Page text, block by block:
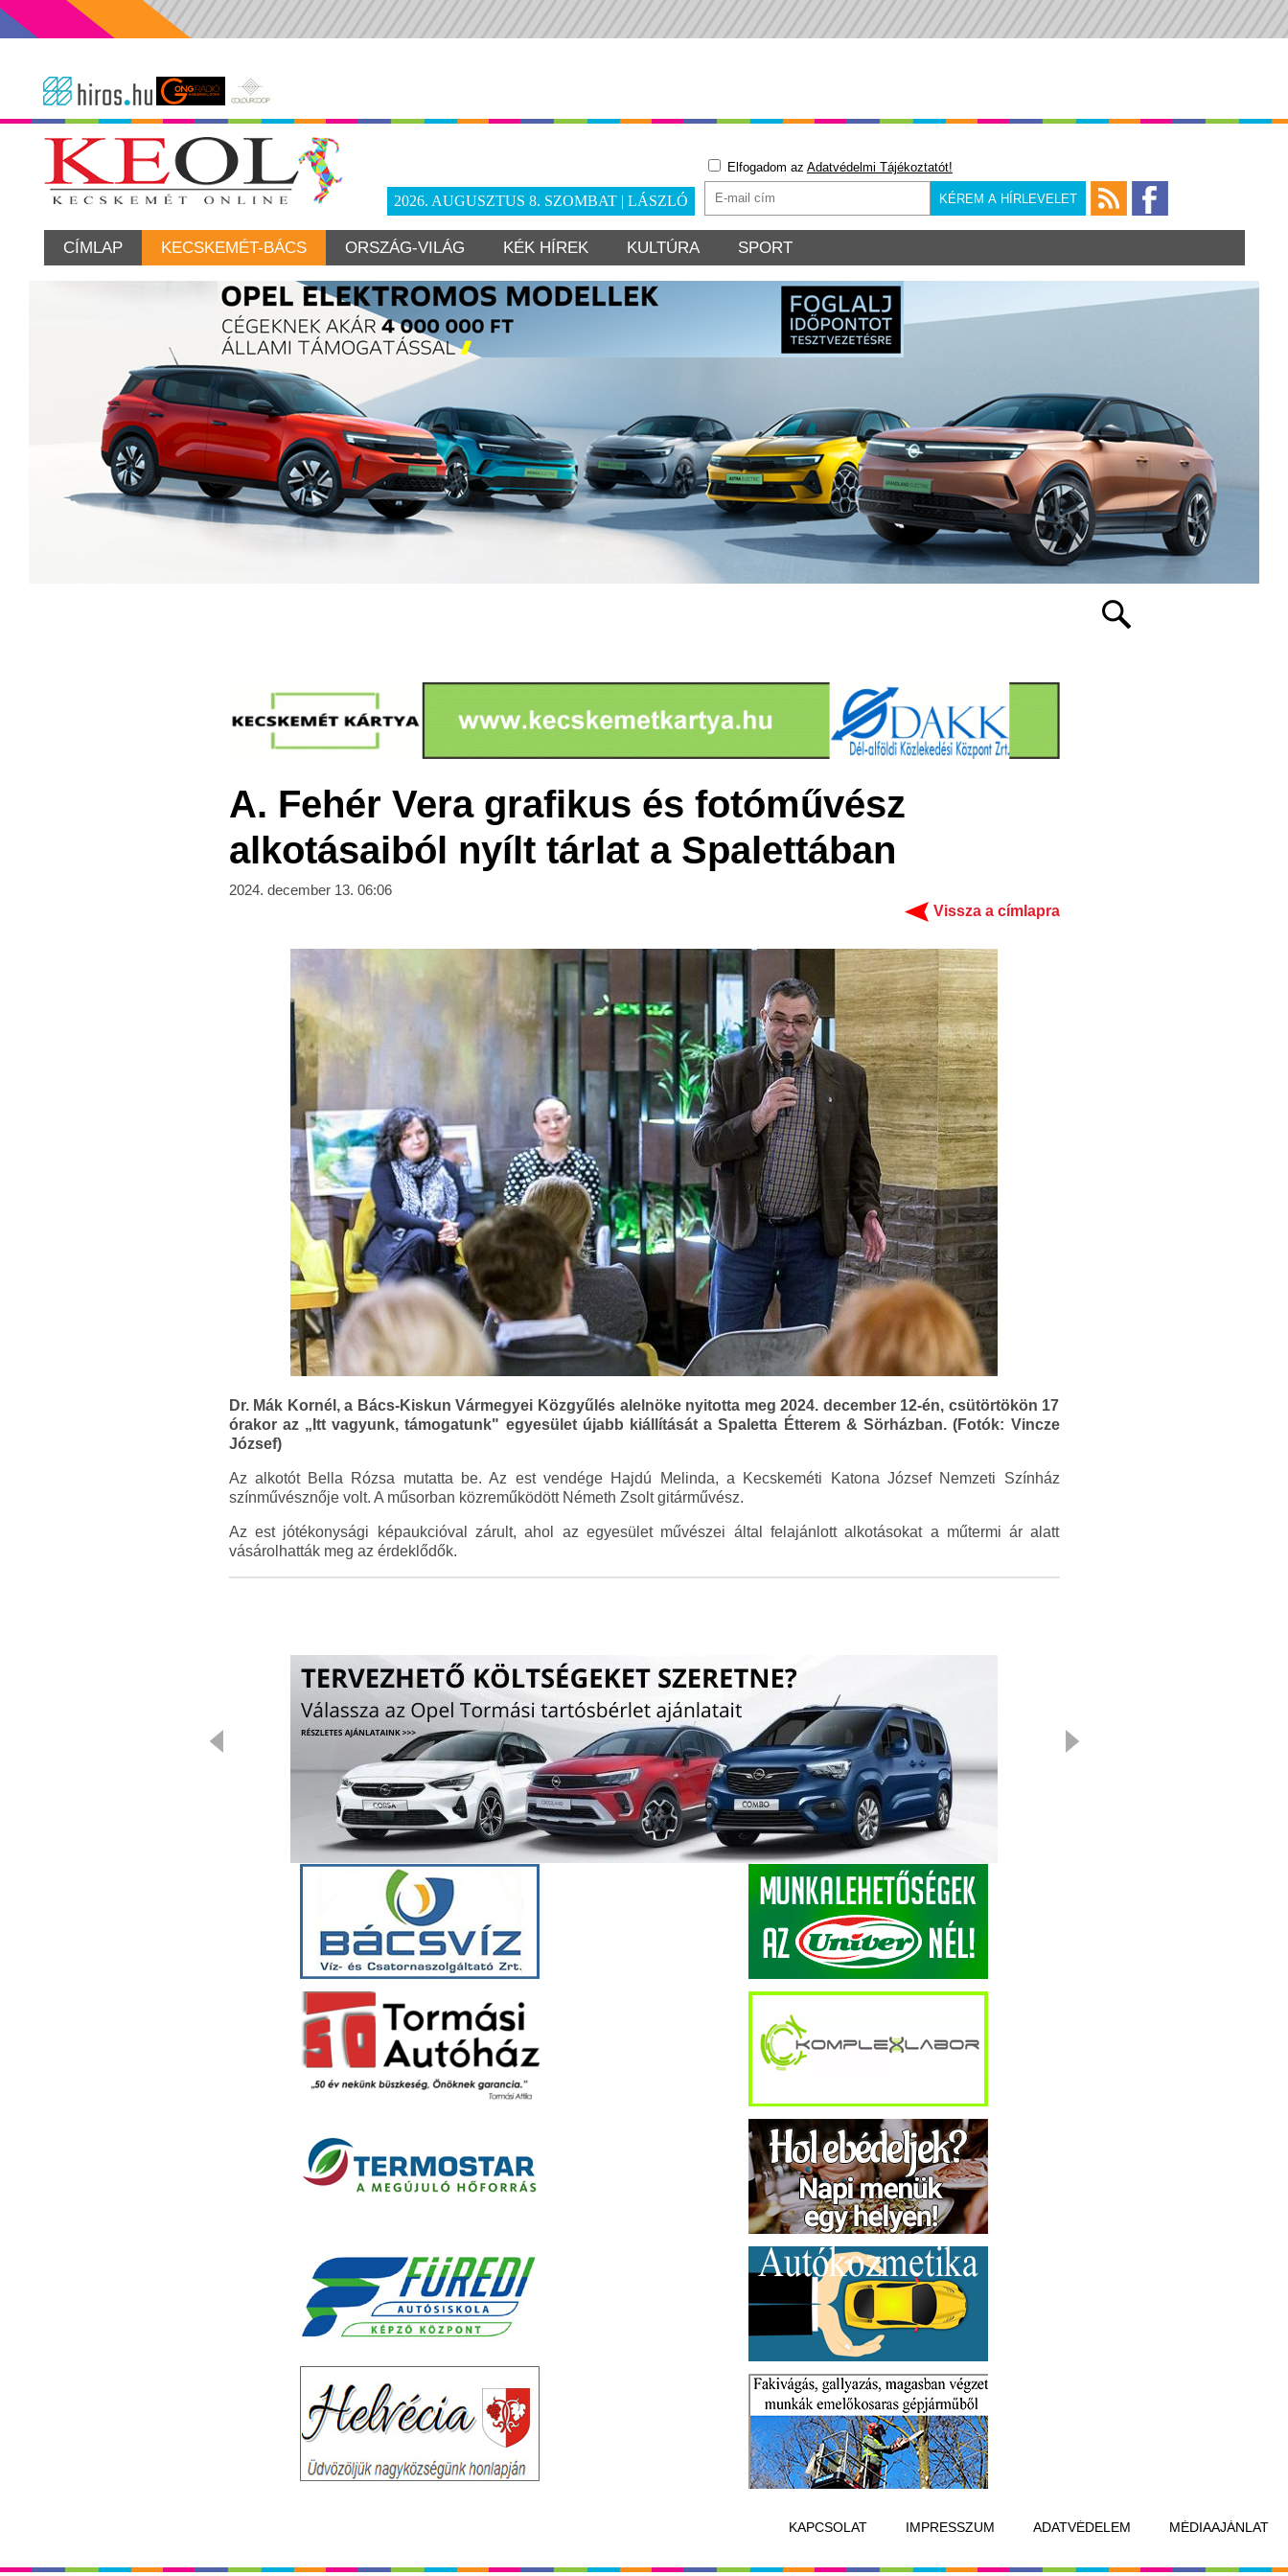
2026. AUGUSZTUS 8. SZOMBAT | LÁSZLÓ
Elfogadom az Adatvédelmi Tájékoztatót!
CÍMLAP KECSKEMÉT-BÁCS ORSZÁG-VILÁG KÉK HÍREK KULTÚRA SPORT
A. Fehér Vera grafikus és fotóművész
alkotásaiból nyílt tárlat a Spalettában
2024. december 13. 06:06
Vissza a címlapra
Dr. Mák Kornél, a Bács-Kiskun Vármegyei Közgyűlés alelnöke nyitotta meg 2024. december 12-én, csütörtökön 17
órakor az „Itt vagyunk, támogatunk" egyesület újabb kiállítását a Spaletta Étterem & Sörházban. (Fotók: Vincze
József)
Az alkotót Bella Rózsa mutatta be. Az est vendége Hajdú Melinda, a Kecskeméti Katona József Nemzeti Színház
színművésznője volt. A műsorban közreműködött Németh Zsolt gitárművész.
Az est jótékonysági képaukcióval zárult, ahol az egyesület művészei által felajánlott alkotásokat a műtermi ár alatt
vásárolhatták meg az érdeklődők.
KAPCSOLAT IMPRESSZUM ADATVÉDELEM MÉDIAAJÁNLAT